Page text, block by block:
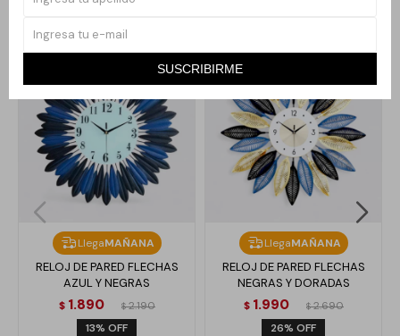
SUSCRIBIRME
LlegaMAÑANA
RELOJ DE PARED FLECHAS
AZUL Y NEGRAS
$ 1.890 $ 2.190
13
LlegaMAÑANA
RELOJ DE PARED FLECHAS
NEGRAS Y DORADAS
$ 1.990 $ 2.690
26